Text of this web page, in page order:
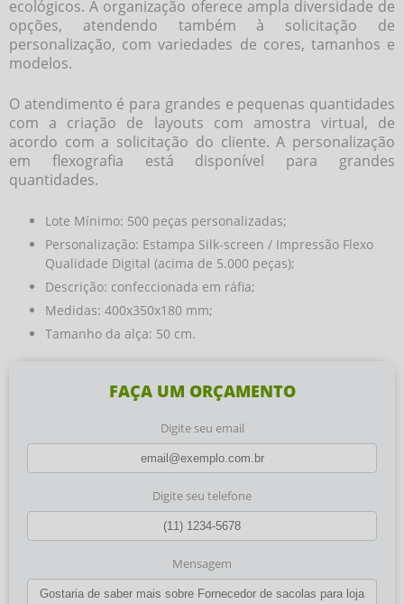
ecológicos. A organização oferece ampla diversidade de
opções, atendendo também à solicitação de
personalização, com variedades de cores, tamanhos e
modelos.
O atendimento é para grandes e pequenas quantidades
com a criação de layouts com amostra virtual, de
acordo com a solicitação do cliente. A personalização
em flexografia está disponível para grandes
quantidades.
Lote Mínimo: 500 peças personalizadas;
Personalização: Estampa Silk-screen / Impressão Flexo
Qualidade Digital (acima de 5.000 peças);
Descrição: confeccionada em ráfia;
Medidas: 400x350x180 mm;
Tamanho da alça: 50 cm.
FAÇA UM ORÇAMENTO
Digite seu email
Digite seu telefone
Mensagem